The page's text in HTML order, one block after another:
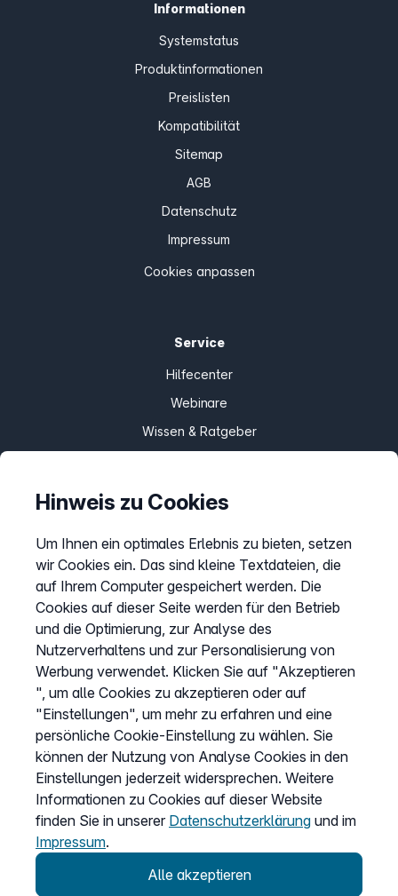
Informationen
Systemstatus
Produktinformationen
Preislisten
Kompatibilität
Sitemap
AGB
Datenschutz
Impressum
Cookies anpassen
Service
Hilfecenter
Webinare
Wissen & Ratgeber
Kündigung
Kundenportal Login
Vertrag widerrufen
Easybell-App
Anleitung
Hinweis zu Cookies
Um Ihnen ein optimales Erlebnis zu bieten, setzen
wir Cookies ein. Das sind kleine Textdateien, die
auf Ihrem Computer gespeichert werden. Die
Cookies auf dieser Seite werden für den Betrieb
und die Optimierung, zur Analyse des
Nutzerverhaltens und zur Personalisierung von
Werbung verwendet. Klicken Sie auf "Akzeptieren
", um alle Cookies zu akzeptieren oder auf
"Einstellungen", um mehr zu erfahren und eine
persönliche Cookie-Einstellung zu wählen. Sie
können der Nutzung von Analyse Cookies in den
Einstellungen jederzeit widersprechen. Weitere
Informationen zu Cookies auf dieser Website
finden Sie in unserer Datenschutzerklärung und im
Impressum.
Alle akzeptieren